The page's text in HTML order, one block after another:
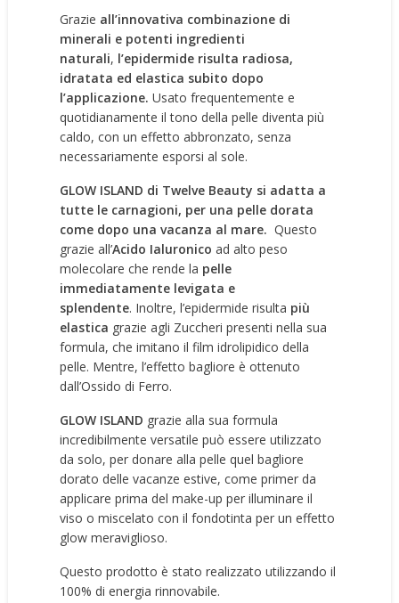
Grazie all’innovativa combinazione di
minerali e potenti ingredienti
naturali, l’epidermide risulta radiosa,
idratata ed elastica subito dopo
l’applicazione. Usato frequentemente e
quotidianamente il tono della pelle diventa più
caldo, con un effetto abbronzato, senza
necessariamente esporsi al sole.
GLOW ISLAND di Twelve Beauty si adatta a
tutte le carnagioni, per una pelle dorata
come dopo una vacanza al mare. Questo
grazie all’Acido Ialuronicoad alto peso
molecolare che rende la pelle
immediatamente levigata e
splendente. Inoltre, l’epidermide risulta più
elastica grazie agli Zuccheri presenti nella sua
formula, che imitano il film idrolipidico della
pelle. Mentre, l’effetto bagliore è ottenuto
dall’Ossido di Ferro.
GLOW ISLAND grazie alla sua formula
incredibilmente versatile può essere utilizzato
da solo, per donare alla pelle quel bagliore
dorato delle vacanze estive, come primer da
applicare prima del make-up per illuminare il
viso o miscelato con il fondotinta per un effetto
glow meraviglioso.
Questo prodotto è stato realizzato utilizzando il
100% di energia rinnovabile.